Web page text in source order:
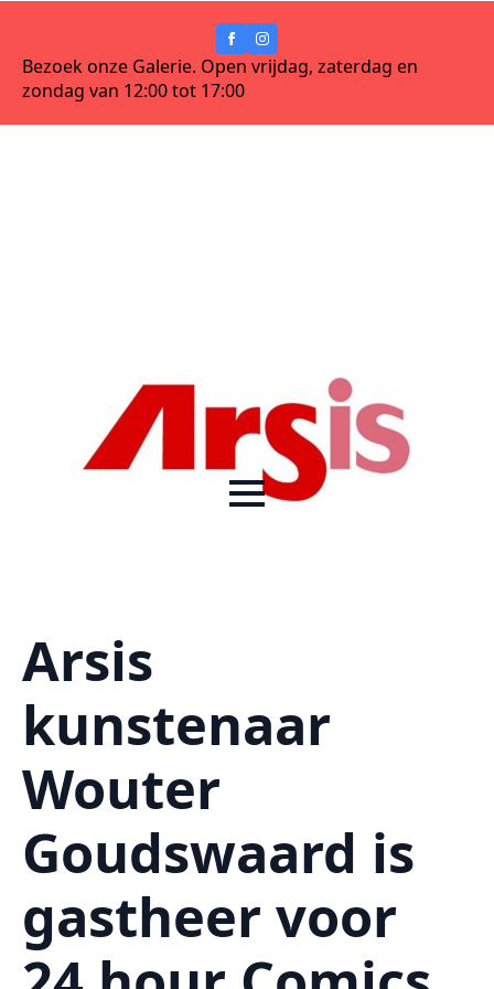
Bezoek onze Galerie. Open vrijdag, zaterdag en
zondag van 12:00 tot 17:00
Arsis
kunstenaar
Wouter
Goudswaard is
gastheer voor